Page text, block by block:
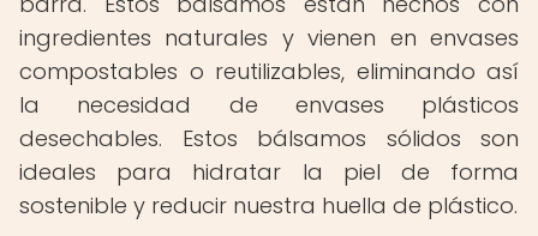
ingredientes naturales y vienen en envases
compostables o reutilizables, eliminando así
la necesidad de envases plásticos
desechables. Estos bálsamos sólidos son
ideales para hidratar la piel de forma
sostenible y reducir nuestra huella de plástico.